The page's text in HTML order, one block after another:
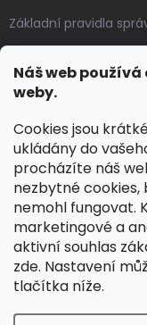
Náš web
weby.
Cookies jsou
ukládány do
procházíte náš
nezbytné
nemohl fungovat.
marketingové a
aktivní souhlas
zde. Nastavení
tlačítka níže.
Základní pravidla
Výroba českých
řemesla
KONTAKT
dotazy@
+420 776 663
https://
spongr.cz